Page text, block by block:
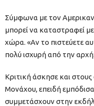
Σύμφωνα με τον
μπορεί να καταστραφεί
χώρα. «Αν το πιστεύετε
πολύ ισχυρή από την
Κριτική άσκησε και
Μονάχου, επειδή
συμμετάσχουν στην